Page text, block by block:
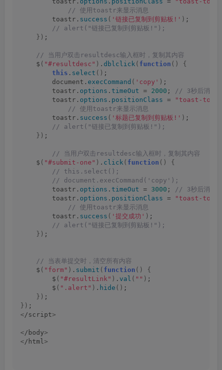
// 使用toastr来显示消息
        toastr.
success ( '链接已复制到剪贴板!' ) ;
// alert("链接已复制到剪贴板!");
}) ;
// 当用户双击resultdesc输入框时，复制其内容
    $
( "#resultdesc" ) . dblclick ( function ()
{
this . select () ;
        document.
execCommand ( 'copy' ) ;
        toastr.
options . timeOut = 2000 ;
// 3秒后消失
        toastr.
options . positionClass =
"toast-top-
// 使用toastr来显示消息
        toastr.
success ( '标题已复制到剪贴板!' ) ;
// alert("链接已复制到剪贴板!");
}) ;
// 当用户双击resultdesc输入框时，复制其内容
    $
( "#submit-one" ) . click ( function ()
{
// this.select();
// document.execCommand('copy');
        toastr.
options . timeOut = 3000 ;
// 3秒后消失
        toastr.
options . positionClass =
"toast-top-
// 使用toastr来显示消息
        toastr.
success ( '提交成功' ) ;
// alert("链接已复制到剪贴板!");
}) ;
// 当表单提交时，清空所有内容
    $
( "form" ) . submit ( function ()
{
        $
( "#resultLink" ) . val ( "" ) ;
        $
( ".alert" ) . hide () ;
}) ;
}) ;
< /script>
< /body>
< /html>